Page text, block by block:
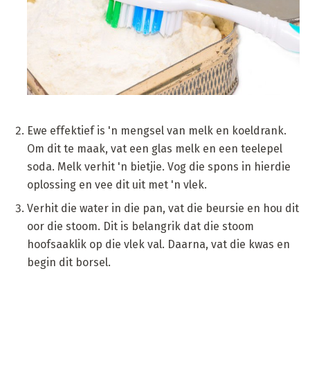
Ewe effektief is 'n mengsel van melk en koeldrank.
Om dit te maak, vat een glas melk en een teelepel
soda. Melk verhit 'n bietjie. Vog die spons in hierdie
oplossing en vee dit uit met 'n vlek.
Verhit die water in die pan, vat die beursie en hou dit
oor die stoom. Dit is belangrik dat die stoom
hoofsaaklik op die vlek val. Daarna, vat die kwas en
begin dit borsel.